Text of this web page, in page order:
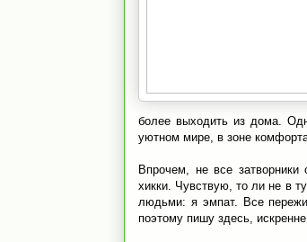
более выходить из дома.
уютном мире, в зоне
Впрочем, не все
хикки. Чувствую, то ли не в
людьми: я эмпат. Все
поэтому пишу здесь, искренне